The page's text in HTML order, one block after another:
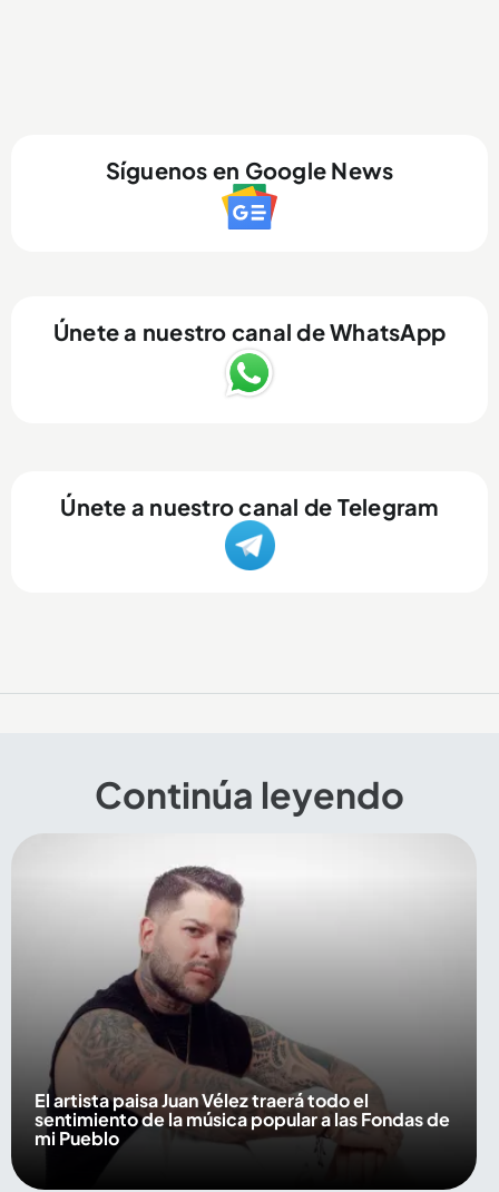
Síguenos en Google News
Únete a nuestro canal de WhatsApp
Únete a nuestro canal de Telegram
Continúa leyendo
El artista paisa Juan Vélez traerá todo el
sentimiento de la música popular a las Fondas de
mi Pueblo